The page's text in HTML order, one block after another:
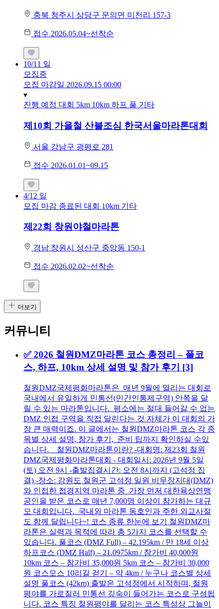
충북 청주시 상당구 문의면 미천리 157-3
접수 2026.05.04~선착순
10/11 일
모집중
모집 마감일 2026.09.15 00:00
진행 예정 대회 5km 10km 하프 풀 기타
제10회 가을철 산불조심 한국서울마라톤대회
서울 강남구 광평로 281
접수 2026.01.01~09.15
4/12 일
모집 마감 종료된 대회 10km 기타
제22회 창원야철마라톤
경남 창원시 성산구 중앙동 150-1
접수 2026.02.02~선착순
더보기
커뮤니티
✅ 2026 철원DMZ마라톤 코스 총정리 – 풀코
스, 하프, 10km 상세 설명 및 참가 후기 [3]
철원DMZ국제평화마라톤은 매년 9월에 열리는 대회로
국내에서 유일하게 민통선(민간인통제구역) 안쪽을 달
릴 수 있는 마라톤입니다. 평소에는 절대 들어갈 수 없는
DMZ 인접 구역을 직접 달린다는 것 자체가 이 대회의 가
장 큰 매력이죠. 이 글에서는 철원DMZ마라톤 코스 각 종
목별 상세 설명, 참가 후기, 준비 팁까지 확인하실 수있
습니다. 철원DMZ마라톤이란? -대회명: 제23회 철원
DMZ국제평화마라톤대회 - 대회일시: 2026년 9월 5일
(토) 오전 9시 -출발집결시간: 오전 8시까지 (고석정 집
결) -장소: 강원도 철원군 고석정 일원 비무장지대(DMZ)
와 인접한 접경지역 마라톤 중 가장 먼저 대한육상연맹
공인을 받은 코스로 매년 7,000명 이상이 참가하는 대규
모 대회입니다. 국내외 마라톤 동호인과 주한 외교사절
도 함께 달립니다~! 코스 종류 한눈에 보기 철원DMZ마
라톤은 실력과 목적에 따라 총 5가지 코스를 선택할 수
있습니다. 풀코스 (DMZ Full) – 42.195km / 만 18세 이상
하프코스 (DMZ Half) – 21.0975km / 참가비 40,000원
10km 코스 – 참가비 35,000원 5km 코스 – 참가비 30,000
원 코스모스 10리길 걷기 – 약 4km / 누구나 코스별 상세
설명 풀코스 (42km) 출발은 고석정에서 시작하며, 철원
평야를 가로질러 민통선 깊숙이 들어가는 코스로 구성됩
니다. 코스 특징 철원평야를 달리는 코스 특성상 그늘이